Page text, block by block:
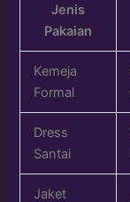
Jenis
Pakaian
Kemeja
Formal
Dress
Santai
Jaket